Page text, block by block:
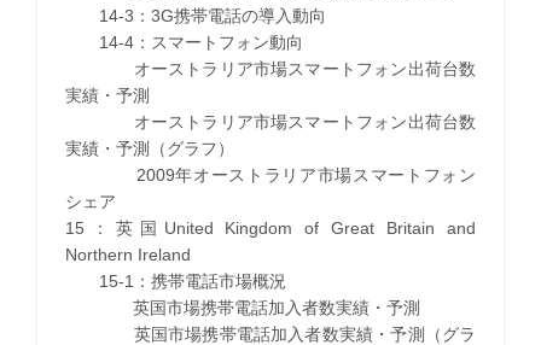
14-3：3G携帯電話の導入動向
14-4：スマートフォン動向
オーストラリア市場スマートフォン出荷台数
実績・予測
オーストラリア市場スマートフォン出荷台数
実績・予測（グラフ）
2009年オーストラリア市場スマートフォン
シェア
15：英国United Kingdom of Great Britain and
Northern Ireland
15-1：携帯電話市場概況
英国市場携帯電話加入者数実績・予測
英国市場携帯電話加入者数実績・予測（グラ